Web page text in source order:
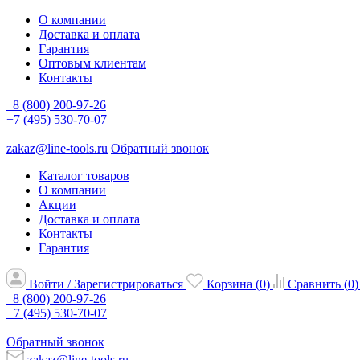
О компании
Доставка и оплата
Гарантия
Оптовым клиентам
Контакты
8 (800) 200-97-26
+7 (495) 530-70-07
zakaz@line-tools.ru Обратный звонок
Каталог товаров
О компании
Акции
Доставка и оплата
Контакты
Гарантия
Войти / Зарегистрироваться Корзина (0) Сравнить (0)
8 (800) 200-97-26
+7 (495) 530-70-07
Обратный звонок